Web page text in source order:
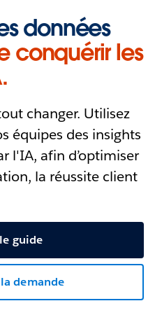
données
conquérir les
changer. Utilisez
équipes des insights
l'IA, afin d’optimiser
la réussite client
guide
demande